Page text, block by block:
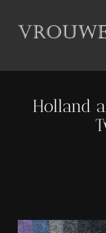
naar
inhoud
Holland